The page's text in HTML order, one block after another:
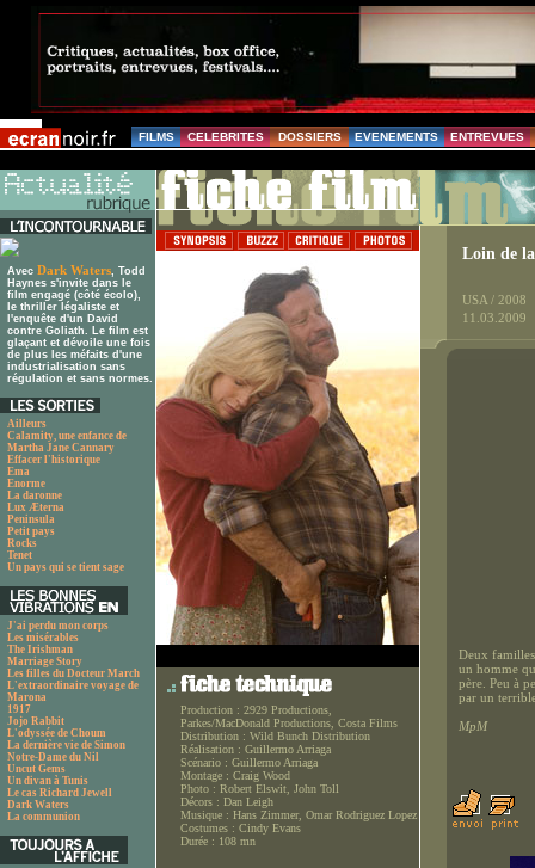
FILMS CELEBRITES DOSSIERS EVENEMENTS ENTREVUES
Avec Dark Waters, Todd
Haynes s'invite dans le
film engagé (côté écolo),
le thriller légaliste et
l'enquête d'un David
contre Goliath. Le film est
glaçant et dévoile une fois
de plus les méfaits d'une
industrialisation sans
régulation et sans normes.
Ailleurs
Calamity, une enfance de
Martha Jane Cannary
Effacer l'historique
Ema
Enorme
La daronne
Lux Æterna
Peninsula
Petit pays
Rocks
Tenet
Un pays qui se tient sage
J'ai perdu mon corps
Les misérables
The Irishman
Marriage Story
Les filles du Docteur March
L'extraordinaire voyage de
Marona
1917
Jojo Rabbit
L'odyssée de Choum
La dernière vie de Simon
Notre-Dame du Nil
Uncut Gems
Un divan à Tunis
Le cas Richard Jewell
Dark Waters
La communion
Production : 2929 Productions,
Parkes/MacDonald Productions, Costa Films
Distribution : Wild Bunch Distribution
Réalisation : Guillermo Arriaga
Scénario : Guillermo Arriaga
Montage : Craig Wood
Photo : Robert Elswit, John Toll
Décors : Dan Leigh
Musique : Hans Zimmer, Omar Rodriguez Lopez
Costumes : Cindy Evans
Durée : 108 mn
Loin de
USA / 2008
11.03.2009
Deux
un homme
père. Peu à
par un
MpM